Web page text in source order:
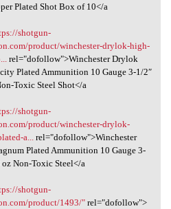
Plated Shot Box of 10</a
shotgun-
product/winchester-drylok-high-
rel="dofollow">Winchester Drylok
Plated Ammunition 10 Gauge 3-1/2″
Toxic Steel Shot</a
shotgun-
product/winchester-drylok-
a...rel="dofollow">Winchester
Plated Ammunition 10 Gauge 3-
oz Non-Toxic Steel</a
shotgun-
product/1493/"rel="dofollow">